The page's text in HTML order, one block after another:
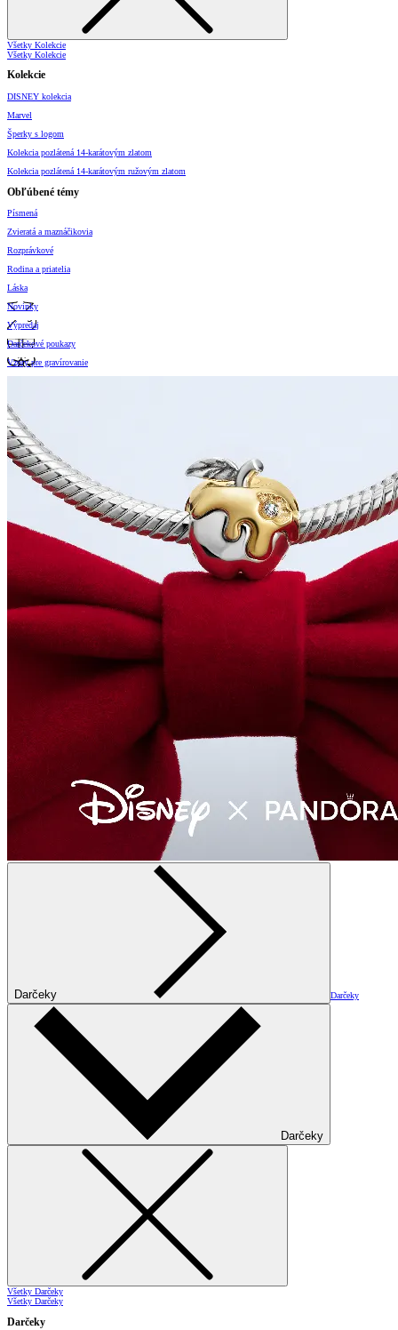
Všetky Kolekcie
Všetky Kolekcie
Kolekcie
DISNEY kolekcia
Marvel
Šperky s logom
Kolekcia pozlátená 14-karátovým zlatom
Kolekcia pozlátená 14-karátovým ružovým zlatom
Obľúbené témy
Písmená
Zvieratá a maznáčikovia
Rozprávkové
Rodina a priatelia
Láska
Novinky
Výpredaj
Darčekové poukazy
Vzory pre gravírovanie
Darčeky Darčeky
Darčeky
Všetky Darčeky
Všetky Darčeky
Darčeky